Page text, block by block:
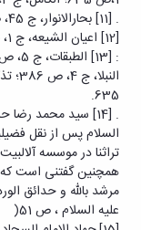
. [11] بحارالانوار، ج 45، ص 1، اعیان الشیعه، ج 1 ص 601
[12] اعیان الشیعه، ج 1، ص 600 .
635.
. [14] سید محمد رضا
السلام پس از نقل
همچنین گفتنی است
مرشد بالله و حدائق
علیه السلام ، ص 51(